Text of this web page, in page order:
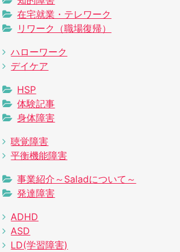
在宅就業・テレワーク
リワーク（職場復帰）
ハローワーク
デイケア
HSP
体験記事
身体障害
聴覚障害
平衡機能障害
事業紹介～Saladについて～
発達障害
ADHD
ASD
LD(学習障害)